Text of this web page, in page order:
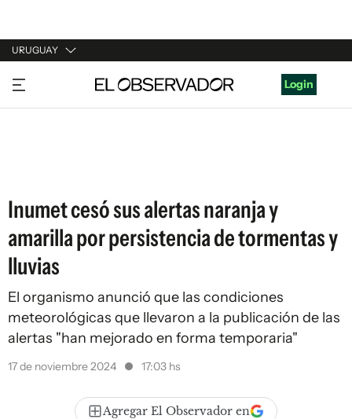
URUGUAY
URUGUAY
ARGENTINA
Login
Inumet cesó sus alertas naranja y
amarilla por persistencia de tormentas y
lluvias
El organismo anunció que las condiciones
meteorológicas que llevaron a la publicación de las
alertas "han mejorado en forma temporaria"
17 de noviembre 2024 17:03 hs
Agregar El Observador en